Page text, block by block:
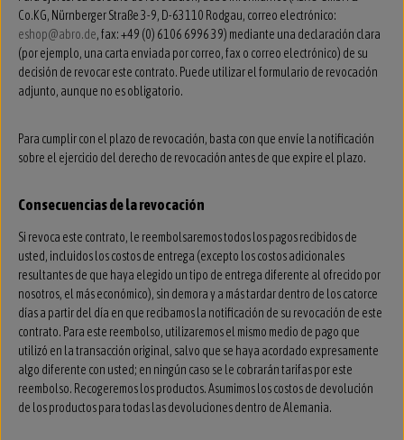
Co.KG, Nürnberger Straße 3-9, D-63110 Rodgau, correo electrónico:
eshop@abro.de, fax: +49 (0) 6106 6996 39) mediante una declaración clara
(por ejemplo, una carta enviada por correo, fax o correo electrónico) de su
decisión de revocar este contrato. Puede utilizar el formulario de revocación
adjunto, aunque no es obligatorio.
Para cumplir con el plazo de revocación, basta con que envíe la notificación
sobre el ejercicio del derecho de revocación antes de que expire el plazo.
Consecuencias de la revocación
Si revoca este contrato, le reembolsaremos todos los pagos recibidos de
usted, incluidos los costos de entrega (excepto los costos adicionales
resultantes de que haya elegido un tipo de entrega diferente al ofrecido por
nosotros, el más económico), sin demora y a más tardar dentro de los catorce
días a partir del día en que recibamos la notificación de su revocación de este
contrato. Para este reembolso, utilizaremos el mismo medio de pago que
utilizó en la transacción original, salvo que se haya acordado expresamente
algo diferente con usted; en ningún caso se le cobrarán tarifas por este
reembolso. Recogeremos los productos. Asumimos los costos de devolución
de los productos para todas las devoluciones dentro de Alemania.